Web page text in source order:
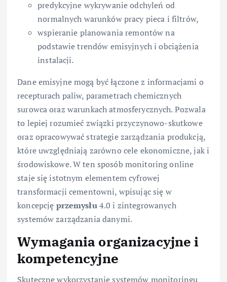
predykcyjne wykrywanie odchyleń od
normalnych warunków pracy pieca i filtrów,
wspieranie planowania remontów na
podstawie trendów emisyjnych i obciążenia
instalacji.
Dane emisyjne mogą być łączone z informacjami o
recepturach paliw, parametrach chemicznych
surowca oraz warunkach atmosferycznych. Pozwala
to lepiej rozumieć związki przyczynowo-skutkowe
oraz opracowywać strategie zarządzania produkcją,
które uwzględniają zarówno cele ekonomiczne, jak i
środowiskowe. W ten sposób monitoring online
staje się istotnym elementem cyfrowej
transformacji cementowni, wpisując się w
koncepcję przemysłu4.0 i zintegrowanych
systemów zarządzania danymi.
Wymagania organizacyjne i
kompetencyjne
Skuteczne wykorzystanie systemów monitoringu